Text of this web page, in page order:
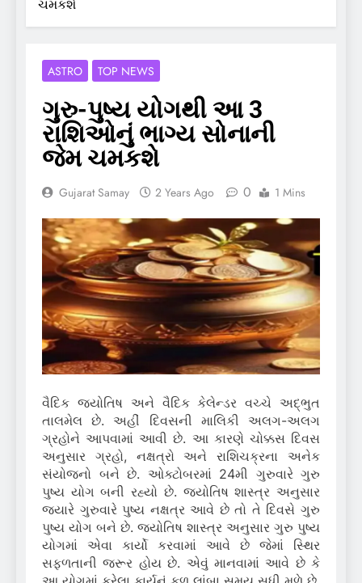
ચમકશે
ASTRO TOP NEWS
ગુરુ-પુષ્ય યોગથી આ 3
રાશિઓનું ભાગ્ય સોનાની
જેમ ચમકશે
Gujarat Samay 2 Years Ago 0 1 Mins
વૈદિક જ્યોતિષ અને વૈદિક કેલેન્ડર વચ્ચે અદ્ભુત
તાલમેલ છે. અહીં દિવસની માલિકી અલગ-અલગ
ગ્રહોને આપવામાં આવી છે. આ કારણે ચોક્કસ દિવસ
અનુસાર ગ્રહો, નક્ષત્રો અને રાશિચક્રના અનેક
સંયોજનો બને છે. ઓક્ટોબરમાં 24મી ગુરુવારે ગુરુ
પુષ્ય યોગ બની રહ્યો છે. જ્યોતિષ શાસ્ત્ર અનુસાર
જ્યારે ગુરુવારે પુષ્ય નક્ષત્ર આવે છે તો તે દિવસે ગુરુ
પુષ્ય યોગ બને છે. જ્યોતિષ શાસ્ત્ર અનુસાર ગુરુ પુષ્ય
યોગમાં એવા કાર્યો કરવામાં આવે છે જેમાં સ્થિર
સફળતાની જરૂર હોય છે. એવું માનવામાં આવે છે કે